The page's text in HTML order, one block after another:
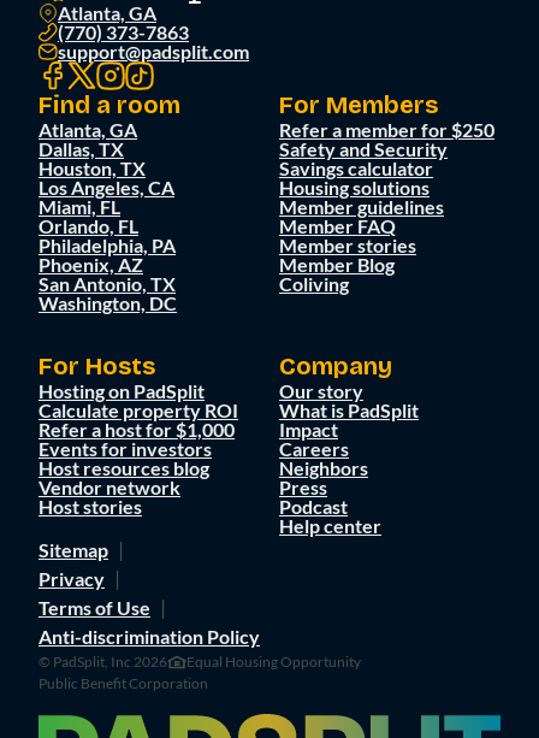
Atlanta, GA
(770) 373-7863
support@padsplit.com
Find a room
Atlanta, GA
Dallas, TX
Houston, TX
Los Angeles, CA
Miami, FL
Orlando, FL
Philadelphia, PA
Phoenix, AZ
San Antonio, TX
Washington, DC
For Members
Refer a member for $250
Safety and Security
Savings calculator
Housing solutions
Member guidelines
Member FAQ
Member stories
Member Blog
Coliving
For Hosts
Hosting on PadSplit
Calculate property ROI
Refer a host for $1,000
Events for investors
Host resources blog
Vendor network
Host stories
Company
Our story
What is PadSplit
Impact
Careers
Neighbors
Press
Podcast
Help center
Sitemap
Privacy
Terms of Use
Anti-discrimination Policy
© PadSplit, Inc 2026
Equal Housing Opportunity
Public Benefit Corporation